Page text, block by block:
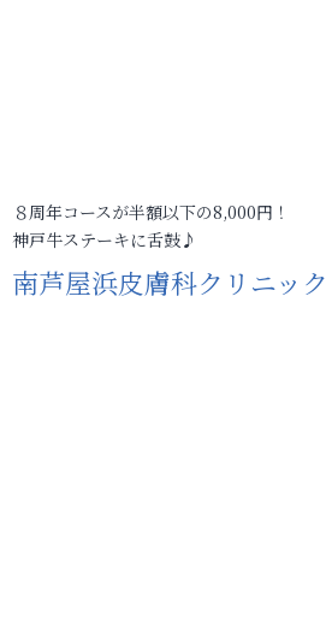
８周年コースが半額以下の8,000円！
神戸牛ステーキに舌鼓♪
南芦屋浜皮膚科クリニック